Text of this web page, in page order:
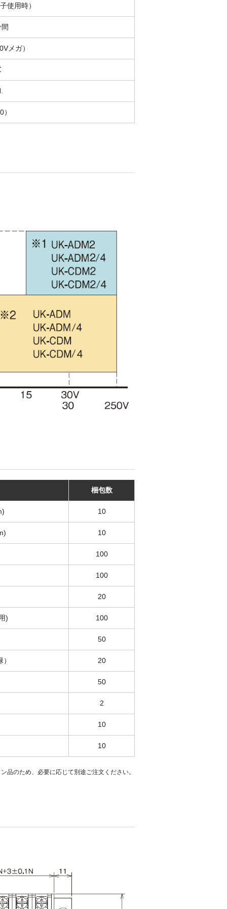
使用時）
メガ）
梱包数
10
10
100
100
20
) 100
50
20
50
2
10
10
品のため、必要に応じて別途ご注文ください。